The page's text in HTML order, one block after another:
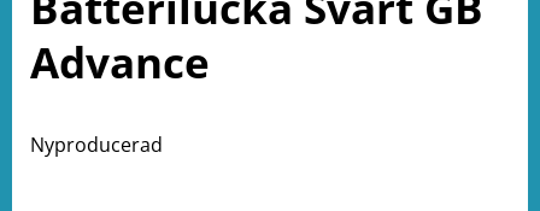
Advance
Nyproducerad